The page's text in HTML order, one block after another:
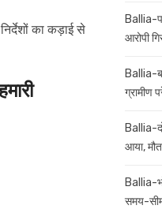
का कड़ाई से
Ballia-
आरोपी
Ballia-
ग्रामीण
Ballia-
आया,
Ballia-
समय-